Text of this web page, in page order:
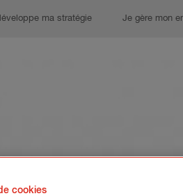
ma stratégie Je gère mon
cookies